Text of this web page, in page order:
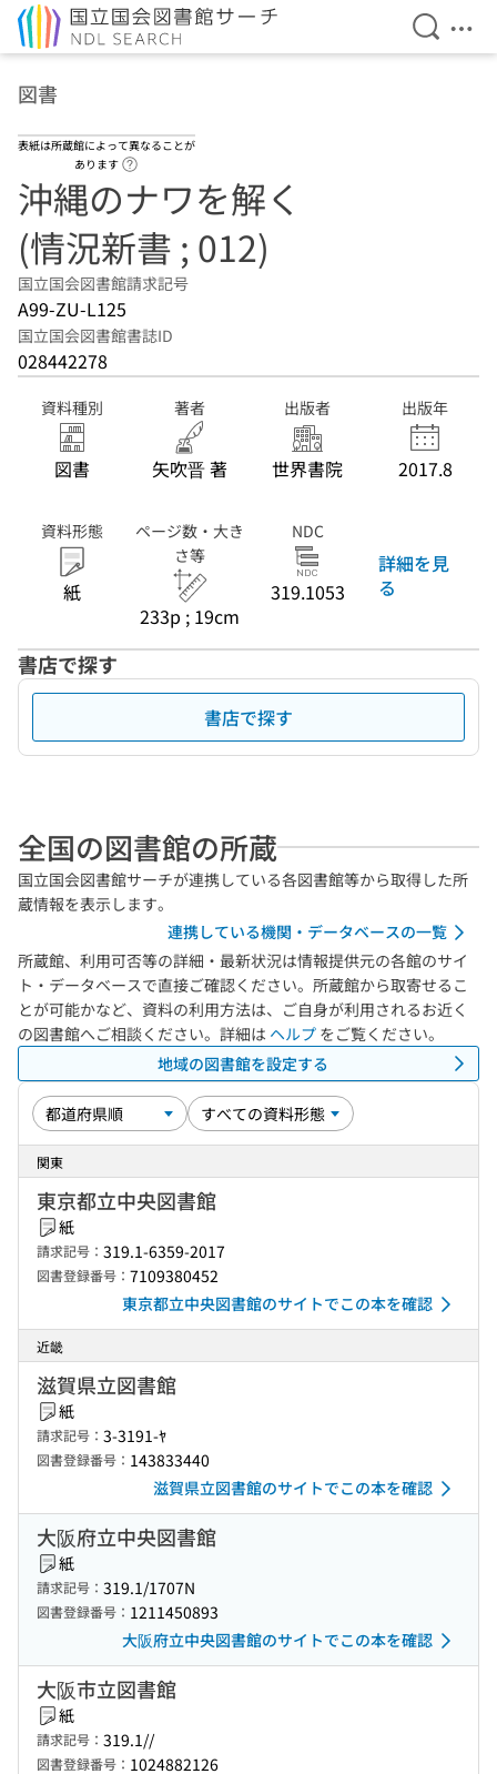
検索を
メ
図書
表紙は所蔵館によって異なることが
あります
沖縄のナワを解く
(情況新書 ; 012)
国立国会図書館請求記号
A99-ZU-L125
国立国会図書館書誌ID
028442278
資料種別
図書
著者
矢吹晋 著
出版者
世界書院
出版年
2017.8
資料形態
紙
ページ数・大き
さ等
233p ; 19cm
NDC
319.1053
詳細を見
る
書店で探す
書店で探す
全国の図書館の所蔵
国立国会図書館サーチが連携している各図書館等から取得した所
蔵情報を表示します。
連携している機関・データベースの一覧
所蔵館、利用可否等の詳細・最新状況は情報提供元の各館のサイ
ト・データベースで直接ご確認ください。所蔵館から取寄せるこ
とが可能かなど、資料の利用方法は、ご自身が利用されるお近く
の図書館へご相談ください。詳細は ヘルプ をご覧ください。
地域の図書館を設定する
関東
東京都立中央図書館
紙
請求記号： 319.1-6359-2017
図書登録番号： 7109380452
東京都立中央図書館のサイトでこの本を確認
近畿
滋賀県立図書館
紙
請求記号： 3-3191-ﾔ
図書登録番号： 143833440
滋賀県立図書館のサイトでこの本を確認
大阪府立中央図書館
紙
請求記号： 319.1/1707N
図書登録番号： 1211450893
大阪府立中央図書館のサイトでこの本を確認
大阪市立図書館
紙
請求記号： 319.1//
図書登録番号： 1024882126